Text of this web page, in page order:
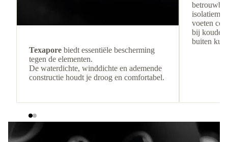
Texapore biedt essentiële bescherming
tegen de elementen.
De waterdichte, winddichte en ademende
constructie houdt je droog en comfortabel.
voeten
bij koude
buiten